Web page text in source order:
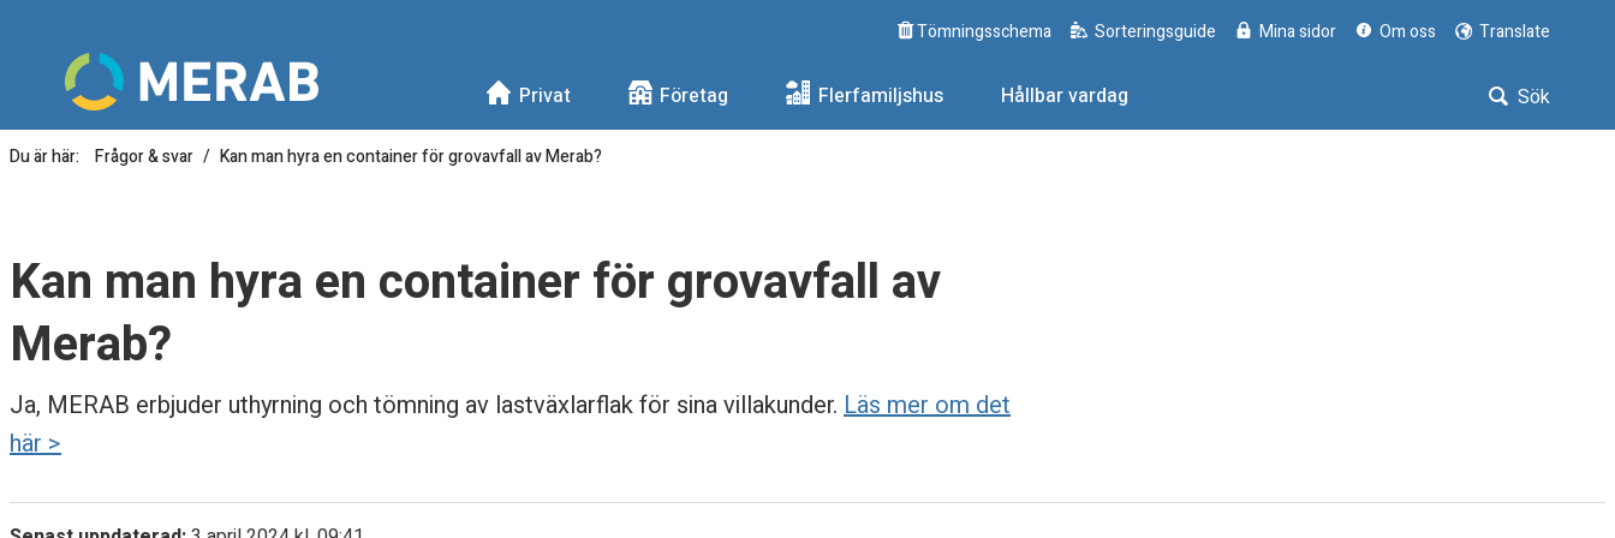
Tömningsschema Sorteringsguide Mina sidor Om oss Translate
Mellanskånes Renhållnings AB
Privat Företag Flerfamiljshus Hållbar vardag Sök
Du är här: Frågor & svar Kan man hyra en container för grovavfall av Merab?
a
n
m
a
n
Kan man hyra en container för grovavfall av
Merab?
Ja, MERAB erbjuder uthyrning och tömning av lastväxlarflak för sina villakunder. Läs mer om det
här >